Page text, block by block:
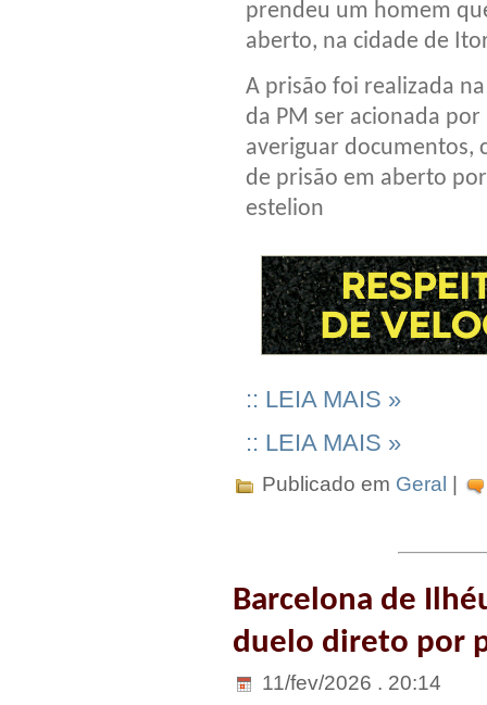
prendeu um homem
aberto, na cidade de
A prisão foi realizada
da PM ser acionada
averiguar documentos,
de prisão em aberto
estelion
:: LEIA MAIS »
:: LEIA MAIS »
Publicado em Geral
Barcelona de
duelo direto por
11/fev/2026 . 20:14